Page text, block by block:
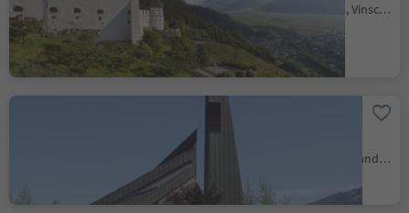
Burgusio/Burgeis, Mals/Malles, Vinschgau/Val Venosta
Josef Freinademetz Parish
Church
Bressanone dintorni/Brixen Umland, Brixen/Bressanone, Brixen/Bressanone and environs